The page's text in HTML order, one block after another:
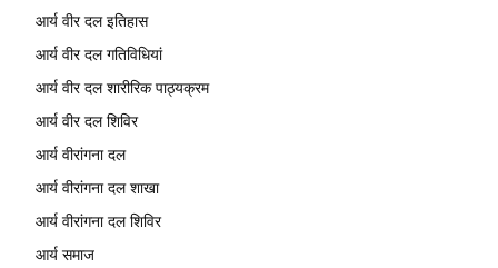
आर्य वीर दल इतिहास
आर्य वीर दल गतिविधियां
आर्य वीर दल शारीरिक पाठ्यक्रम
आर्य वीर दल शिविर
आर्य वीरांगना दल
आर्य वीरांगना दल शाखा
आर्य वीरांगना दल शिविर
आर्य समाज